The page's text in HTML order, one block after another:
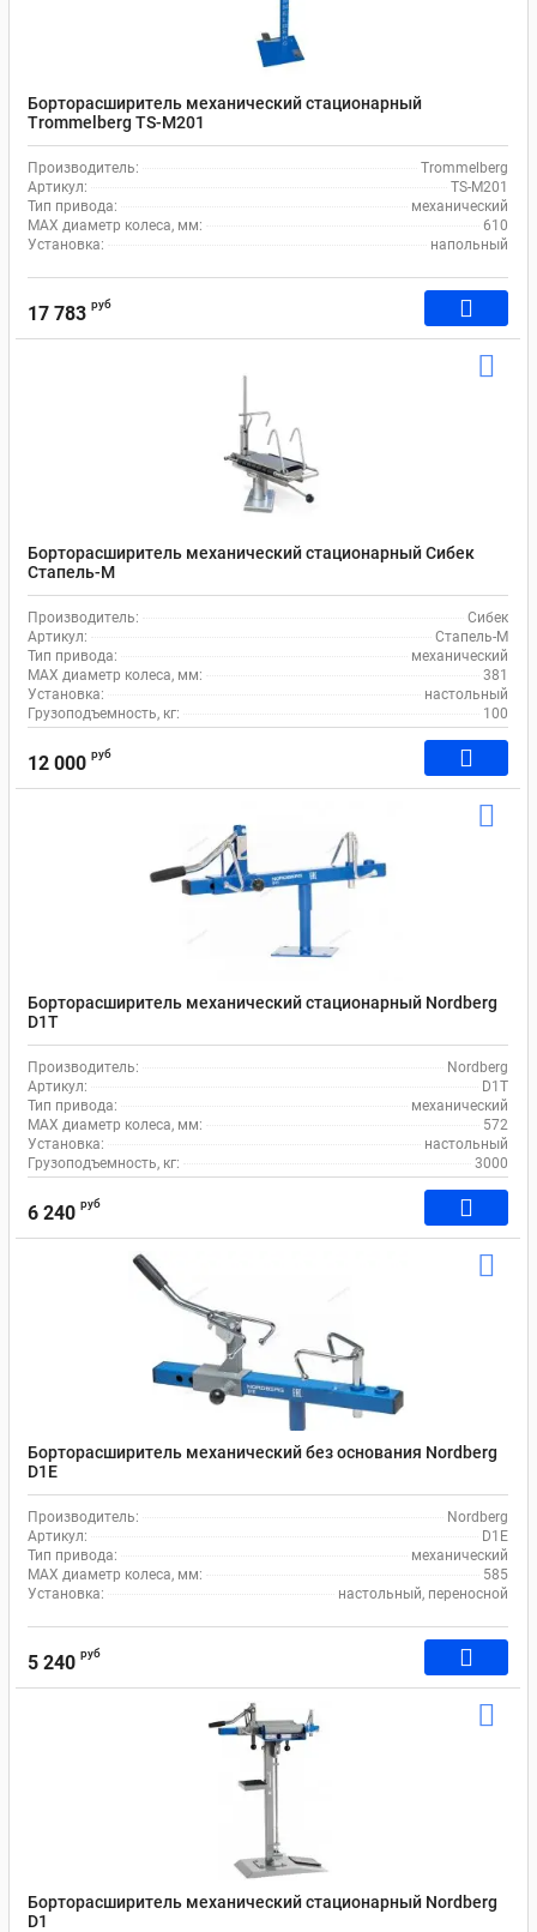
Борторасширитель механический стационарный
Trommelberg TS-M201
Производитель:
Trommelberg
Артикул:
TS-M201
Тип привода:
механический
MAX диаметр колеса, мм:
610
Установка:
напольный
17 783 руб
Борторасширитель механический стационарный Сибек
Стапель-М
Производитель:
Сибек
Артикул:
Стапель-М
Тип привода:
механический
MAX диаметр колеса, мм:
381
Установка:
настольный
Грузоподъемность, кг:
100
12 000 руб
Борторасширитель механический стационарный Nordberg
D1T
Производитель:
Nordberg
Артикул:
D1T
Тип привода:
механический
MAX диаметр колеса, мм:
572
Установка:
настольный
Грузоподъемность, кг:
3000
6 240 руб
Борторасширитель механический без основания Nordberg
D1E
Производитель:
Nordberg
Артикул:
D1E
Тип привода:
механический
MAX диаметр колеса, мм:
585
Установка:
настольный, переносной
5 240 руб
Борторасширитель механический стационарный Nordberg
D1